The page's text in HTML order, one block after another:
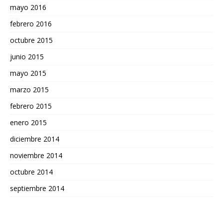
mayo 2016
febrero 2016
octubre 2015
junio 2015
mayo 2015
marzo 2015
febrero 2015
enero 2015
diciembre 2014
noviembre 2014
octubre 2014
septiembre 2014